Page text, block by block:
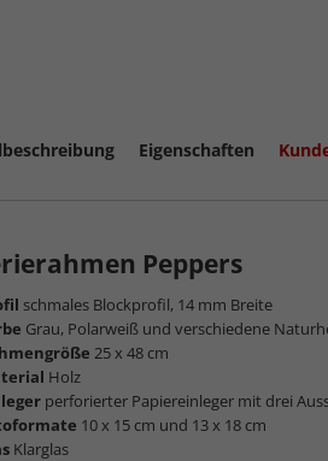
Eigenschaften
Peppers
schmales Blockprofil, 14 mm Breite
Grau, Polarweiß und verschiedene
25 x 48 cm
Holz
perforierter Papiereinleger mit drei
10 x 15 cm und 13 x 18 cm
Klarglas